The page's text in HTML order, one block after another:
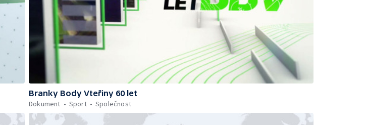
Branky Body Vteřiny 60 let
Dokument
Sport Společnost